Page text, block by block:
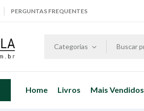
PERGUNTAS FREQUENTES
Categorias
Home Livros Mais Vendidos